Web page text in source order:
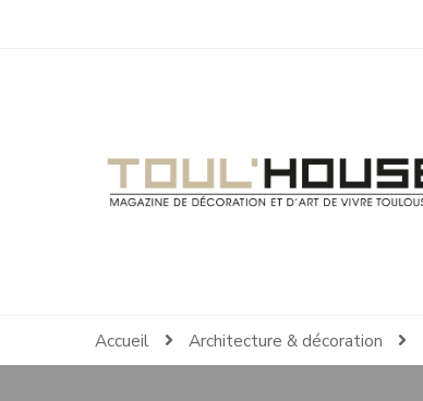
Toul'House
Magazine de Décoration et d'Art de Vivre.
Accueil Architecture & décoration